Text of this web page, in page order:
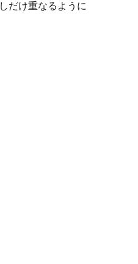
だけ重なるように